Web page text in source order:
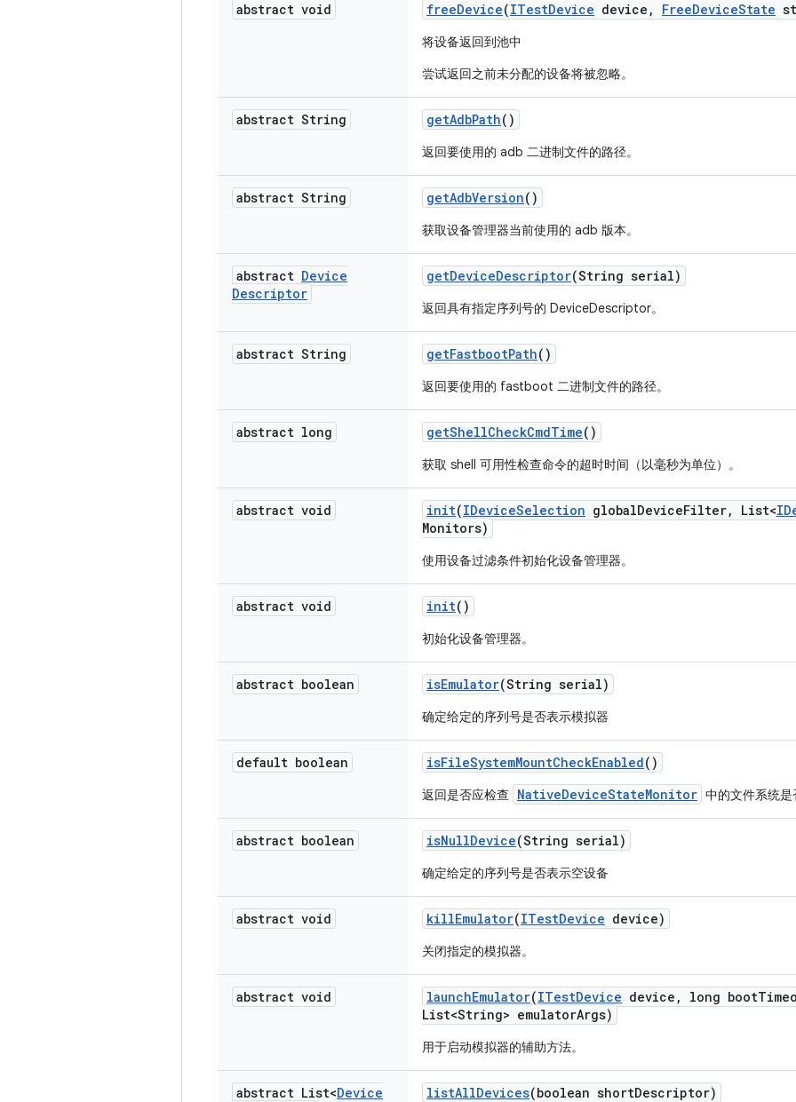
abstract void freeDevice(ITestDevice device , FreeDeviceState
将设备返回到池中
尝试返回之前未分配的设备将被忽略。
abstract String getAdbPath()
返回要使用的 adb 二进制文件的路径。
abstract String getAdbVersion()
获取设备管理器当前使用的 adb 版本。
abstract Device
Descriptor
getDeviceDescriptor(String serial)
返回具有指定序列号的 DeviceDescriptor。
abstract String getFastbootPath()
返回要使用的 fastboot 二进制文件的路径。
abstract long getShellCheckCmdTime()
获取 shell 可用性检查命令的超时时间（以毫秒为单位）。
abstract void init(IDeviceSelection globalDeviceFilter, List<
Monitors)
使用设备过滤条件初始化设备管理器。
abstract void init()
初始化设备管理器。
abstract boolean isEmulator(String serial)
确定给定的序列号是否表示模拟器
default boolean isFileSystemMountCheckEnabled()
返回是否应检查 NativeDeviceStateMonitor 中的文件系统
abstract boolean isNullDevice(String serial)
确定给定的序列号是否表示空设备
abstract void killEmulator(ITestDevice device)
关闭指定的模拟器。
abstract void launchEmulator(ITestDevice device , long boot
List<String> emulatorArgs)
用于启动模拟器的辅助方法。
abstract List<Device listAllDevices(boolean shortDescriptor)